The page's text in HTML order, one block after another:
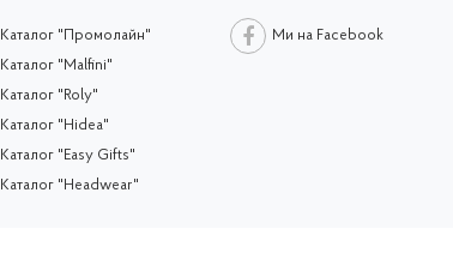
Каталог "Промолайн"
Каталог "Malfini"
Каталог "Roly"
Каталог "Hidea"
Каталог "Easy Gifts"
Каталог "Headwear"
Ми на Facebook